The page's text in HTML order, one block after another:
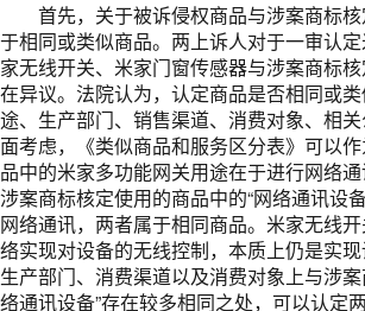
首先，关于被诉侵权商品与涉案商标
于相同或类似商品。两上诉人对于一审认
家无线开关、米家门窗传感器与涉案商标
在异议。法院认为，认定商品是否相同或
途、生产部门、销售渠道、消费对象、相
面考虑，《类似商品和服务区分表》可以
品中的米家多功能网关用途在于进行网络
涉案商标核定使用的商品中的“网络通讯设
网络通讯，两者属于相同商品。米家无线
络实现对设备的无线控制，本质上仍是实
生产部门、消费渠道以及消费对象上与涉
络通讯设备”存在较多相同之处，可以认定